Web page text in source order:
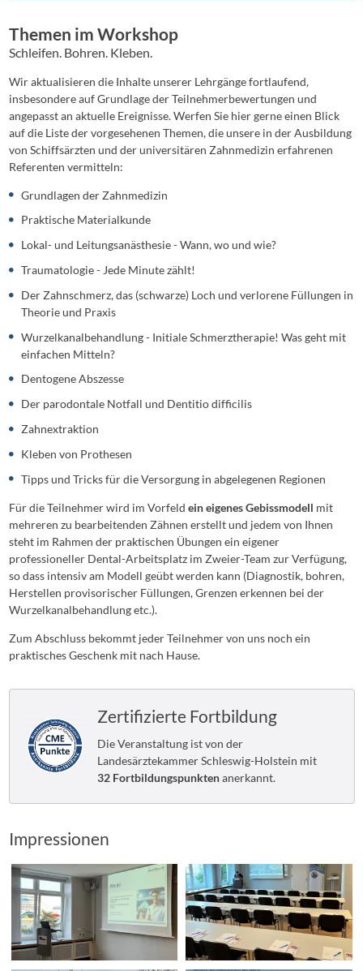
Themen im Workshop
Schleifen. Bohren. Kleben.
Wir aktualisieren die Inhalte unserer Lehrgänge fortlaufend,
insbesondere auf Grundlage der Teilnehmerbewertungen und
angepasst an aktuelle Ereignisse. Werfen Sie hier gerne einen Blick
auf die Liste der vorgesehenen Themen, die unsere in der Ausbildung
von Schiffsärzten und der universitären Zahnmedizin erfahrenen
Referenten vermitteln:
Grundlagen der Zahnmedizin
Praktische Materialkunde
Lokal- und Leitungsanästhesie - Wann, wo und wie?
Traumatologie - Jede Minute zählt!
Der Zahnschmerz, das (schwarze) Loch und verlorene Füllungen in
Theorie und Praxis
Wurzelkanalbehandlung - Initiale Schmerztherapie! Was geht mit
einfachen Mitteln?
Dentogene Abszesse
Der parodontale Notfall und Dentitio difficilis
Zahnextraktion
Kleben von Prothesen
Tipps und Tricks für die Versorgung in abgelegenen Regionen
Für die Teilnehmer wird im Vorfeld ein eigenes Gebissmodell mit
mehreren zu bearbeitenden Zähnen erstellt und jedem von Ihnen
steht im Rahmen der praktischen Übungen ein eigener
professioneller Dental-Arbeitsplatz im Zweier-Team zur Verfügung,
so dass intensiv am Modell geübt werden kann (Diagnostik, bohren,
Herstellen provisorischer Füllungen, Grenzen erkennen bei der
Wurzelkanalbehandlung etc.).
Zum Abschluss bekommt jeder Teilnehmer von uns noch ein
praktisches Geschenk mit nach Hause.
Zertifizierte Fortbildung
Die Veranstaltung ist von der
Landesärztekammer Schleswig-Holstein mit
32 Fortbildungspunktenanerkannt.
Impressionen